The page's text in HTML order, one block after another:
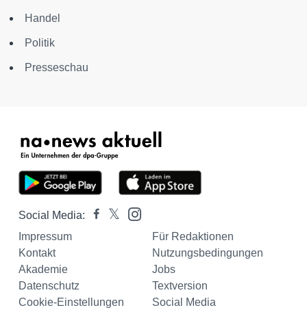
Handel
Politik
Presseschau
Social Media:
Impressum
Für Redaktionen
Kontakt
Nutzungsbedingungen
Akademie
Jobs
Datenschutz
Textversion
Cookie-Einstellungen
Social Media